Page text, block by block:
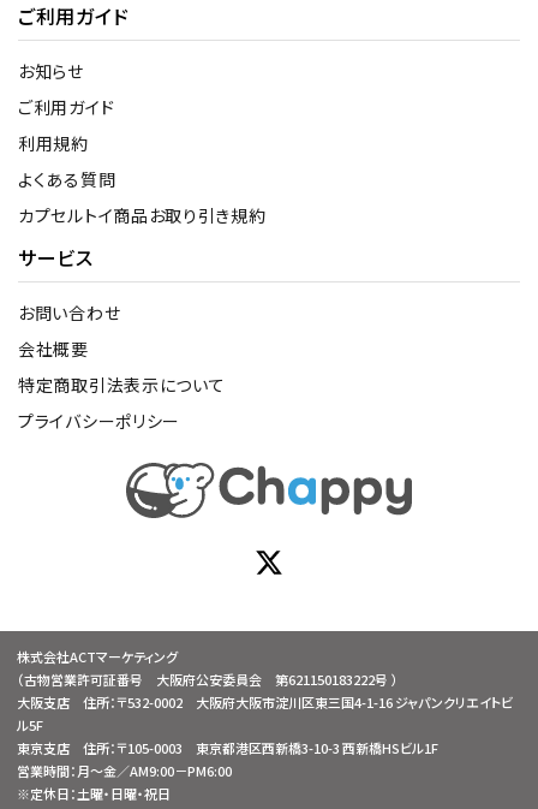
ご利用ガイド
お知らせ
ご利用ガイド
利用規約
よくある質問
カプセルトイ商品お取り引き規約
サービス
お問い合わせ
会社概要
特定商取引法表示について
プライバシーポリシー
株式会社ACTマーケティング
（古物営業許可証番号 大阪府公安委員会 第621150183222号 ）
大阪支店 住所：〒532-0002 大阪府大阪市淀川区東三国4-1-16 ジャパンクリエイトビ
ル5F
東京支店 住所：〒105-0003 東京都港区西新橋3-10-3 西新橋HSビル1F
営業時間：月～金／AM9:00－PM6:00
※定休日：土曜・日曜・祝日